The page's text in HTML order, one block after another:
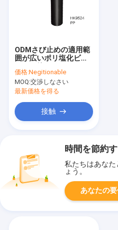
ODMさび止めの適用範
囲が広いポリ塩化ビニ
ー、Leakproof洗面所
の下水管の管付属品
価格:Negitionable
MOQ:交渉しなさい
最新価格を得る
接触
時間を節約
私たちはあな
ょう。
あなたの